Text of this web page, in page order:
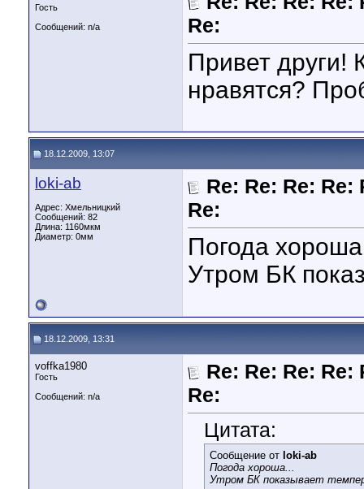
Гость
Сообщений: n/a
Re:
Привет други!
нравятся?
18.12.2009, 13:07
loki-ab
Адрес: Хмельницкий
Сообщений: 82
Длина: 1160мкм
Диаметр: 0мм
Re: Re: Re: Re:
Re:
Погода
Утром БК
18.12.2009, 13:31
voffka1980
Гость
Сообщений: n/a
Re: Re: Re: Re:
Re:
Цитата:
Сообщение от loki-ab
Погода хороша...
Утром БК показывает